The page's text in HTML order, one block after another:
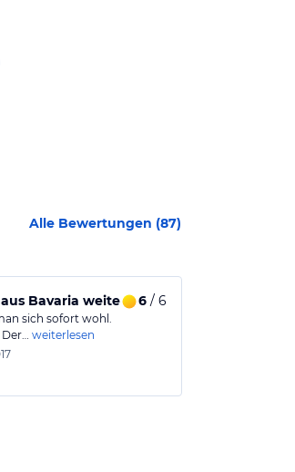
Alle Bewertungen (87)
Bavaria weiterempfehlen
6/ 6
sich sofort wohl.
Der… weiterlesen